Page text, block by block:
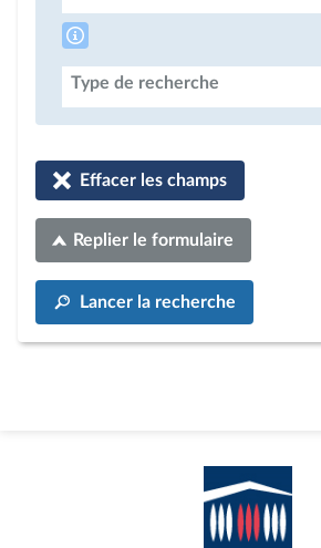
Type de recherche
Effacer les champs
Replier le formulaire
Lancer la recherche